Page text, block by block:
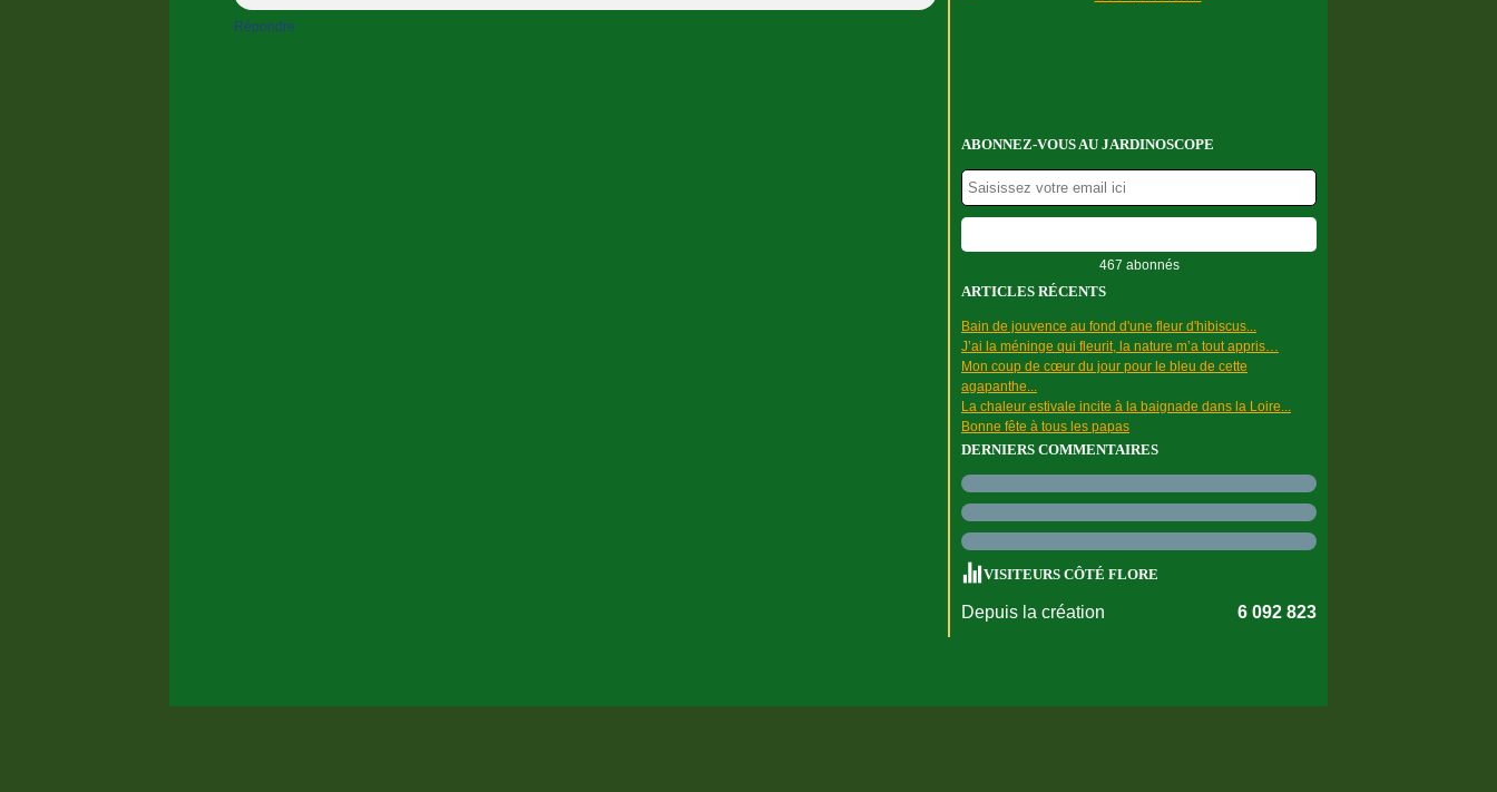
Répondre
ABONNEZ-VOUS AU JARDINOSCOPE
467 abonnés
ARTICLES RÉCENTS
Bain de jouvence au fond d'une fleur d'hibiscus...
J’ai la méninge qui fleurit, la nature m’a tout appris…
Mon coup de cœur du jour pour le bleu de cette
agapanthe...
La chaleur estivale incite à la baignade dans la Loire...
Bonne fête à tous les papas
DERNIERS COMMENTAIRES
VISITEURS CÔTÉ FLORE
Depuis la création 6 092 823